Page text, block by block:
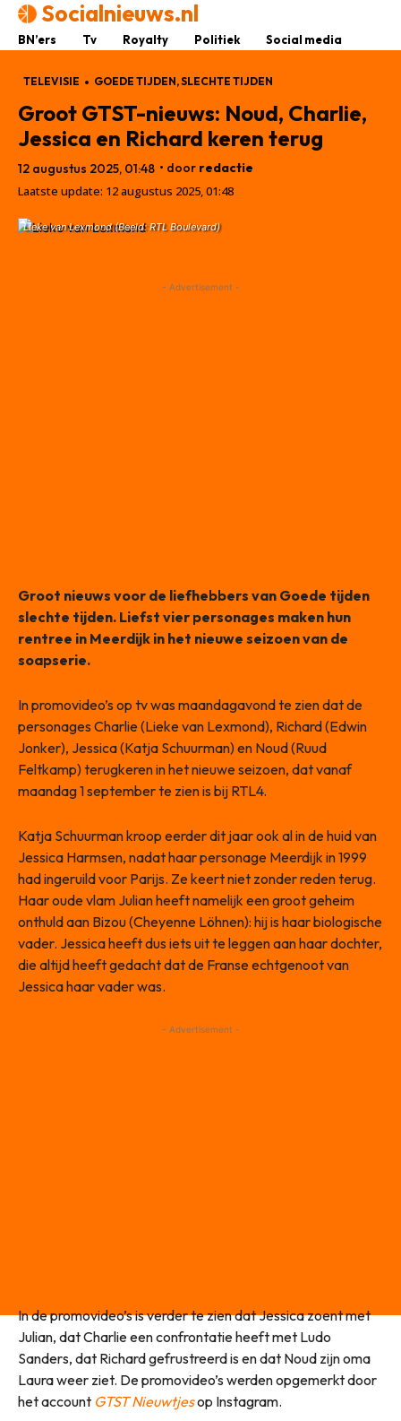
Socialnieuws.nl
BN’ers Tv Royalty Politiek Social media
TELEVISIE GOEDE TIJDEN, SLECHTE TIJDEN
Groot GTST-nieuws: Noud, Charlie,
Jessica en Richard keren terug
12 augustus 2025, 01:48 • door redactie
Laatste update: 12 augustus 2025, 01:48
Lieke van Lexmond (Beeld: RTL Boulevard)
- Advertisement -
Groot nieuws voor de liefhebbers van Goede tijden
slechte tijden. Liefst vier personages maken hun
rentree in Meerdijk in het nieuwe seizoen van de
soapserie.
In promovideo’s op tv was maandagavond te zien dat de
personages Charlie (Lieke van Lexmond), Richard (Edwin
Jonker), Jessica (Katja Schuurman) en Noud (Ruud
Feltkamp) terugkeren in het nieuwe seizoen, dat vanaf
maandag 1 september te zien is bij RTL4.
Katja Schuurman kroop eerder dit jaar ook al in de huid van
Jessica Harmsen, nadat haar personage Meerdijk in 1999
had ingeruild voor Parijs. Ze keert niet zonder reden terug.
Haar oude vlam Julian heeft namelijk een groot geheim
onthuld aan Bizou (Cheyenne Löhnen): hij is haar biologische
vader. Jessica heeft dus iets uit te leggen aan haar dochter,
die altijd heeft gedacht dat de Franse echtgenoot van
Jessica haar vader was.
- Advertisement -
In de promovideo’s is verder te zien dat Jessica zoent met
Julian, dat Charlie een confrontatie heeft met Ludo
Sanders, dat Richard gefrustreerd is en dat Noud zijn oma
Laura weer ziet. De promovideo’s werden opgemerkt door
het account GTST Nieuwtjesop Instagram.